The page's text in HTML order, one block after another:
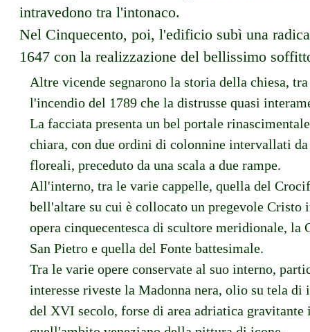
intravedono tra l'intonaco.
Nel Cinquecento, poi, l'edificio subì una
1647 con la realizzazione del bellissimo
Altre vicende segnarono la storia della chiesa,
l'incendio del 1789 che la distrusse quasi
La facciata presenta un bel portale
chiara, con due ordini di colonnine intervallati
floreali, preceduto da una scala a due rampe.
All'interno, tra le varie cappelle, quella del
bell'altare su cui è collocato un pregevole Cristo
opera cinquecentesca di scultore meridionale, la
San Pietro e quella del Fonte battesimale.
Tra le varie opere conservate al suo interno,
interesse riveste la Madonna nera, olio su tela di
del XVI secolo, forse di area adriatica gravitante